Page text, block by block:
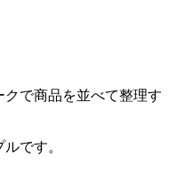
で商品を並べて整理す
です。